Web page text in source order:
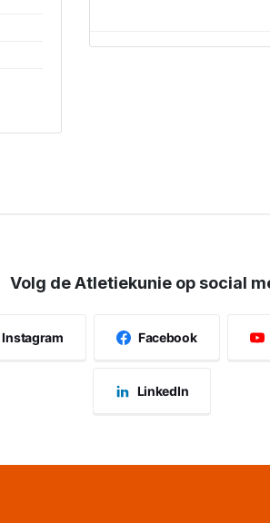
Volg de Atletiekunie op social
Instagram Facebook
LinkedIn